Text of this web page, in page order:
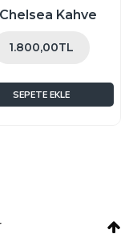
ÇOK SATAN
Kahve
1.800,00TL
SEPETE EKLE